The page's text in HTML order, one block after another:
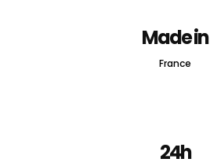
Made in
France
24h